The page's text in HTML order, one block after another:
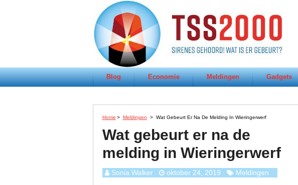
Blog Economie Meldingen Gadgets
Home > Meldingen > Wat Gebeurt Er Na De Melding In Wieringerwerf
Wat gebeurt er na de
melding in Wieringerwerf
Sonia Walker oktober 24, 2019 Meldingen